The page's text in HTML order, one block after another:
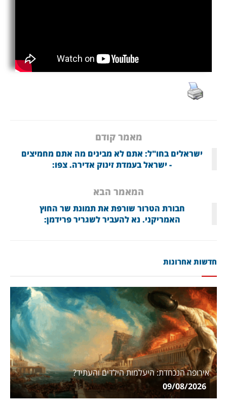
מאמר קודם
ישראלים בחו"ל: אתם לא מבינים מה אתם מחמיצים
- ישראל בעמדת זינוק אדירה. צפו:
המאמר הבא
חבורת הטרור שורפת את תמונת שר החוץ
האמריקני. נא להעביר לשגריר פרידמן:
חדשות אחרונות
אירופה הנכחדת: היעלמות הילדים והעתיד?